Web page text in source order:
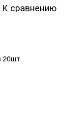
К сравнению
20шт